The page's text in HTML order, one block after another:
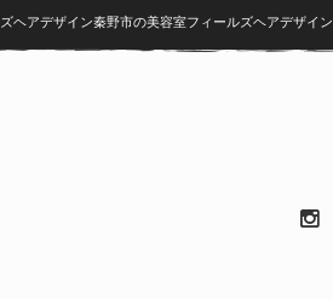
ヘアデザイン秦野市の美容室フィールズヘアデザイン